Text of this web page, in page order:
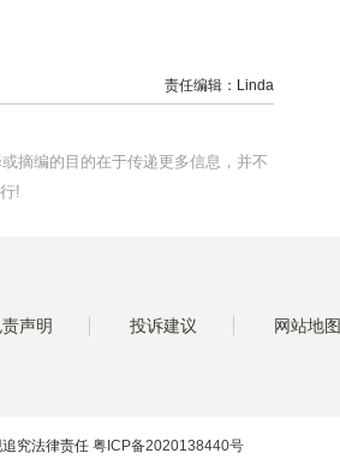
责任编辑：Linda
摘编的目的在于传递更多信息，并不
!
声明 投诉建议 网站地图
究法律责任 粤ICP备2020138440号